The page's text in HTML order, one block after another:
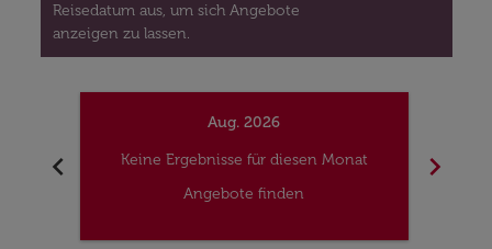
Reisedatum aus, um sich Angebote
anzeigen zu lassen.
chevron_left
Aug. 2026
Keine Ergebnisse für diesen Monat
Angebote finden
chevron_right